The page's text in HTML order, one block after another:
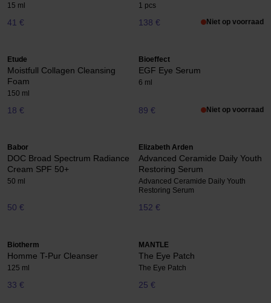
15 ml
41 €
1 pcs
138 € Niet op voorraad
Etude
Moistfull Collagen Cleansing
Foam
150 ml
18 €
Bioeffect
EGF Eye Serum
6 ml
89 € Niet op voorraad
Babor
DOC Broad Spectrum Radiance
Cream SPF 50+
50 ml
50 €
Elizabeth Arden
Advanced Ceramide Daily Youth
Restoring Serum
Advanced Ceramide Daily Youth
Restoring Serum
152 €
Biotherm
Homme T-Pur Cleanser
125 ml
33 €
MANTLE
The Eye Patch
The Eye Patch
25 €